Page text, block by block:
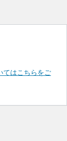
てはこちらをご